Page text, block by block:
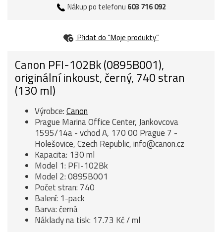
Nákup po telefonu 603 716 092
Přidat do “Moje produkty”
Canon PFI-102Bk (0895B001),
originální inkoust, černý, 740 stran
(130 ml)
Výrobce:Canon
Prague Marina Office Center, Jankovcova
1595/14a - vchod A, 170 00 Prague 7 -
Holešovice, Czech Republic, info@canon.cz
Kapacita: 130 ml
Model 1: PFI-102Bk
Model 2: 0895B001
Počet stran: 740
Balení: 1-pack
Barva: černá
Náklady na tisk: 17.73 Kč / ml